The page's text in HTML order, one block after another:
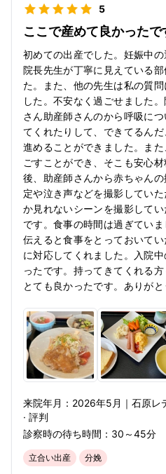
5
ここで産めて良かったで
初めての出産でした。妊娠中
院長先生が丁寧に見えている
た。また、他の先生は私の質
した。不安なく過ごせました
さん助産師さんのから呼吸に
てくれたりして、できてるん
進めることができました。ま
ごすことができ、そこも安心
後、助産師さんから赤ちゃん
定や泣き声などを撮影してい
か見れないシーンを撮影して
です。食事の時間は過ぎてい
伝えると食事をとっておいて
に対応してくれました。入院
ったです。持ってきてくれる方
とても良かったです。ありがと
来院年月： 2026年5月 ｜ 石原レ
· 評判
診察時の待ち時間： 30～45分
立合い出産 分娩